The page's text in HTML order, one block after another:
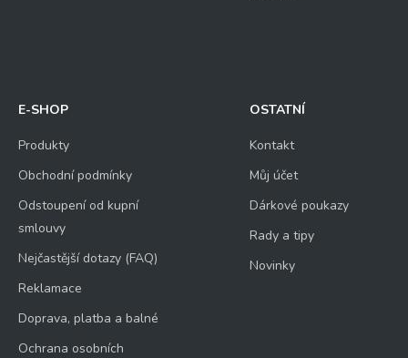
E-SHOP
Produkty
Obchodní podmínky
Odstoupení od kupní
smlouvy
Nejčastější dotazy (FAQ)
Reklamace
Doprava, platba a balné
Ochrana osobních
OSTATNÍ
Kontakt
Můj účet
Dárkové poukazy
Rady a tipy
Novinky